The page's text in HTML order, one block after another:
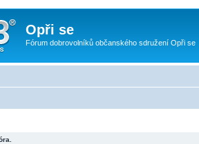
Opři se
Fórum dobrovolníků občanského sdružení Opři se